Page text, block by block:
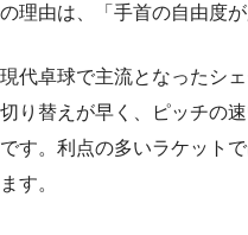
の理由は、「手首の自由度が
現代卓球で主流となったシ
切り替えが早く、ピッチの
です。利点の多いラケット
ます。